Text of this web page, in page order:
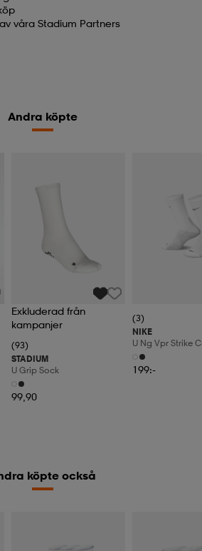
våra Stadium Partners
Andra köpte
Exkluderad från
kampanjer
(93)
STADIUM
U Grip Sock
99,90
(3)
NIKE
U Ng Vpr Strike
199:-
köpte också